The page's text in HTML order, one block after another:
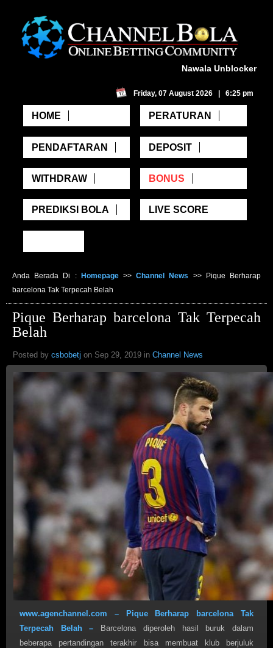
Nawala Unblocker
Friday, 07 August 2026 | 6:25 pm
HOME PERATURAN
PENDAFTARAN DEPOSIT
WITHDRAW BONUS
PREDIKSI BOLA LIVE SCORE
Anda Berada Di : Homepage>>Channel News >> Pique Berharap
barcelona Tak Terpecah Belah
Pique Berharap barcelona Tak Terpecah
Belah
Posted by csbobetj on Sep 29, 2019 in Channel News
www.agenchannel.com – Pique Berharap barcelona Tak
Terpecah Belah –
Barcelona diperoleh hasil buruk dalam
beberapa pertandingan terakhir bisa membuat klub berjuluk